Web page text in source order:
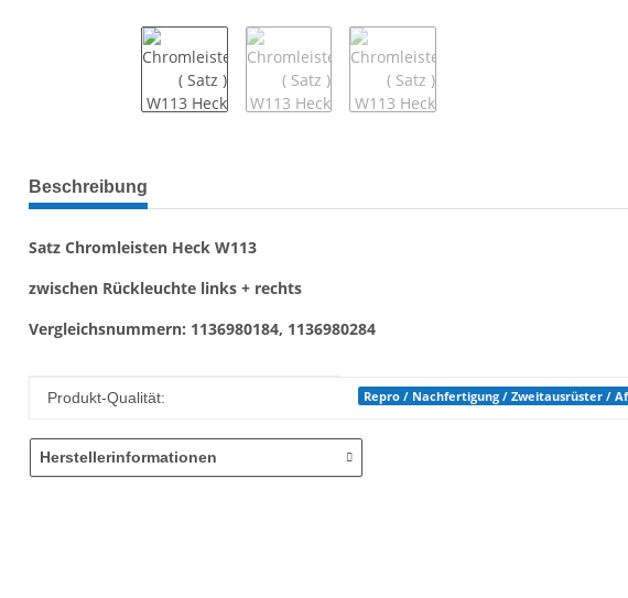
weitere Registerkarten anzeigen
Beschreibung
Satz Chromleisten Heck W113
zwischen Rückleuchte links + rechts
Vergleichsnummern: 1136980184, 1136980284
Produkteigenschaft
Wert
Produkt-Qualität: Repro / Nachfertigung / Zweitausrüster /
Herstellerinformationen